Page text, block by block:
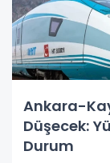
Ankara-
Düşecek:
Durum